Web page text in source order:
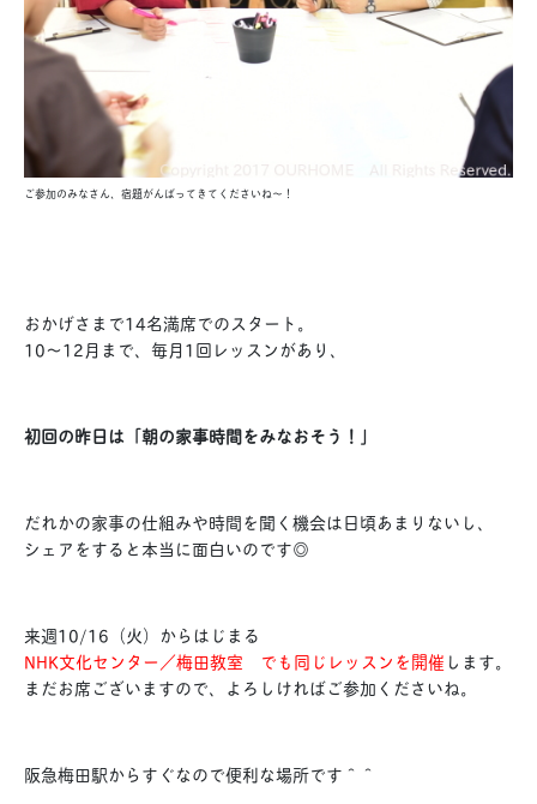
ご参加のみなさん、宿題がんばってきてくださいね〜！
おかげさまで14名満席でのスタート。
10〜12月まで、毎月1回レッスンがあり、
初回の昨日は「朝の家事時間をみなおそう！」
だれかの家事の仕組みや時間を聞く機会は日頃あまりないし、
シェアをすると本当に面白いのです◎
来週10/16（火）からはじまる
NHK文化センター／梅田教室 でも同じレッスンを開催 します。
まだお席ございますので、よろしければご参加くださいね。
阪急梅田駅からすぐなので便利な場所です＾＾